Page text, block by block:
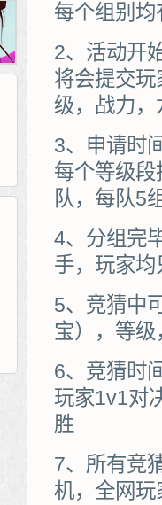
页游网
新浪
新浪页游 网易
多玩
中华网
Cwan
游一游
游侠网页游戏 40407
5617网游网 一游网
开服网
斗蟹网页游戏 游戏
4q5q游戏
每个组别
2、活动开
将会提交
级，战力
3、申请时
每个等级
队，每队5
4、分组完
手，玩家
5、竞猜中
宝），等
6、竞猜时
玩家1v1对
胜
7、所有竞
机，全网